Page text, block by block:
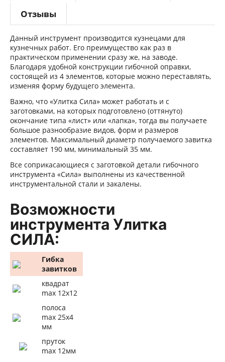
Отзывы
Данный инструмент производится кузнецами для
кузнечных работ. Его преимущество как раз в
практическом применении сразу же, на заводе.
Благодаря удобной конструкции гибочной оправки,
состоящей из 4 элементов, которые можно переставлять,
изменяя форму будущего элемента.
Важно, что «Улитка Сила» может работать и с
заготовками, на которых подготовлено (оттянуто)
окончание типа «лист» или «лапка», тогда вы получаете
большое разнообразие видов, форм и размеров
элементов. Максимальный диаметр получаемого завитка
составляет 190 мм, минимальный 35 мм.
Все соприкасающиеся с заготовкой детали гибочного
инструмента «Сила» выполнены из качественной
инструментальной стали и закалены.
Возможности
инструмента Улитка
СИЛА:
Гибка
завитков
квадрат
max 12х12
полоса
max 25х4
мм
пруток
max 12мм